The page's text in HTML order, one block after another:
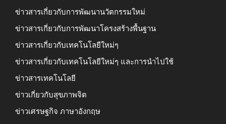
ข่าวสารเกี่ยวกับการพัฒนานวัตกรรมใหม่
ข่าวสารเกี่ยวกับการพัฒนาโครงสร้างพื้นฐาน
ข่าวสารเกี่ยวกับเทคโนโลยีใหม่ๆ
ข่าวสารเกี่ยวกับเทคโนโลยีใหม่ๆ และการนำไปใช้
ข่าวสารเทคโนโลยี
ข่าวเกี่ยวกับสุขภาพจิต
ข่าวเศรษฐกิจ ภาษาอังกฤษ